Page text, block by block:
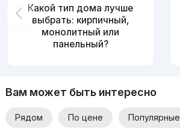
Какой тип дома лучше
выбрать: кирпичный,
монолитный или
панельный?
Вам может быть интересно
Рядом По цене Популярные